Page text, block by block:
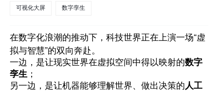
可视化大屏 数字孪生
在数字化浪潮的推动下，科技世界正在上演一场“虚
拟与智慧”的双向奔赴。
一边，是让现实世界在虚拟空间中得以映射的数字
孪生 ；
另一边，是让机器能够理解世界、做出决策的人工